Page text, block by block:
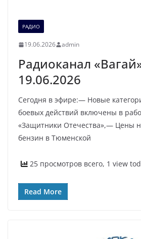
РАДИО
19.06.2026 admin
Радиоканал
19.06.2026
Сегодня в эфире:— Новые
боевых действий включены в
«Защитники Отечества»,— Цены
бензин в Тюменской
25 просмотров всего, 1 view
Read More